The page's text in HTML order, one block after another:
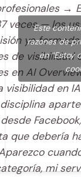
→
veces — los
ya
de visibilidad
en AI
visibilidad en
que debería
mi
Este
razones de
en “Estoy